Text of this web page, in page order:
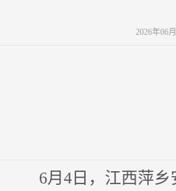
2026年06
6月4日，江西萍乡